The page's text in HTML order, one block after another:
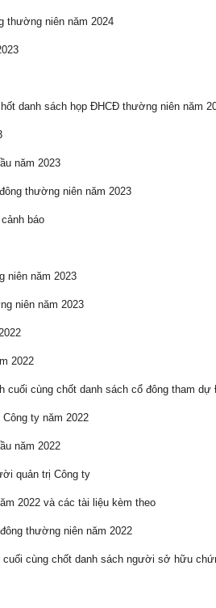
thường niên năm 2024
danh sách họp ĐHCĐ thường niên năm
năm 2023
thường niên năm 2023
báo
niên năm 2023
niên năm 2023
2022
cuối cùng chốt danh sách cổ đông tham dự
ty năm 2022
năm 2022
quản trị Công ty
2022 và các tài liệu kèm theo
thường niên năm 2022
cuối cùng chốt danh sách người sở hữu